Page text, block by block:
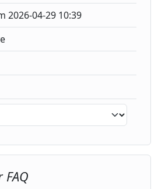
2026-04-29 10:39